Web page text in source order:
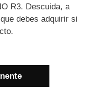
R3. Descuida, a
debes adquirir si